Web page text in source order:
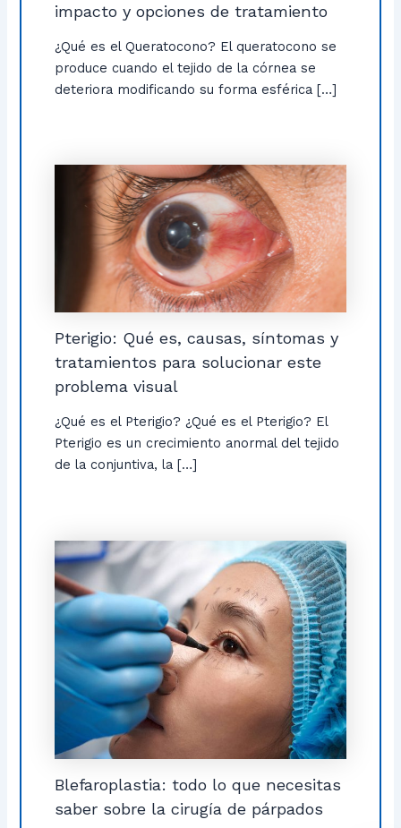
impacto y opciones de tratamiento
¿Qué es el Queratocono? El queratocono se
produce cuando el tejido de la córnea se
deteriora modificando su forma esférica […]
Pterigio: Qué es, causas, síntomas y
tratamientos para solucionar este
problema visual
¿Qué es el Pterigio? ¿Qué es el Pterigio? El
Pterigio es un crecimiento anormal del tejido
de la conjuntiva, la […]
Blefaroplastia: todo lo que necesitas
saber sobre la cirugía de párpados